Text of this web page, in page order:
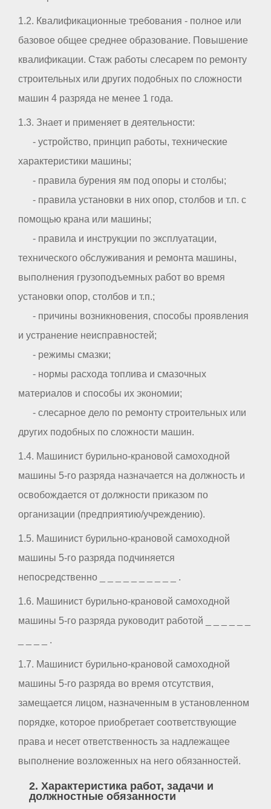
1.2. Квалификационные требования - полное или
базовое общее среднее образование. Повышение
квалификации. Стаж работы слесарем по ремонту
строительных или других подобных по сложности
машин 4 разряда не менее 1 года.
1.3. Знает и применяет в деятельности:
- устройство, принцип работы, технические
характеристики машины;
- правила бурения ям под опоры и столбы;
- правила установки в них опор, столбов и т.п. с
помощью крана или машины;
- правила и инструкции по эксплуатации,
технического обслуживания и ремонта машины,
выполнения грузоподъемных работ во время
установки опор, столбов и т.п.;
- причины возникновения, способы проявления
и устранение неисправностей;
- режимы смазки;
- нормы расхода топлива и смазочных
материалов и способы их экономии;
- слесарное дело по ремонту строительных или
других подобных по сложности машин.
1.4. Машинист бурильно-крановой самоходной
машины 5-го разряда назначается на должность и
освобождается от должности приказом по
организации (предприятию/учреждению).
1.5. Машинист бурильно-крановой самоходной
машины 5-го разряда подчиняется
непосредственно _ _ _ _ _ _ _ _ _ _ .
1.6. Машинист бурильно-крановой самоходной
машины 5-го разряда руководит работой _ _ _ _ _ _
_ _ _ _ .
1.7. Машинист бурильно-крановой самоходной
машины 5-го разряда во время отсутствия,
замещается лицом, назначенным в установленном
порядке, которое приобретает соответствующие
права и несет ответственность за надлежащее
выполнение возложенных на него обязанностей.
2. Характеристика работ, задачи и
должностные обязанности